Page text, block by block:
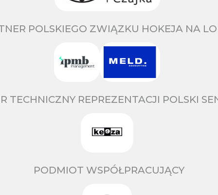
POLSKIEGO ZWIĄZKU HOKEJA NA
TECHNICZNY REPREZENTACJI POLSKI
PODMIOT WSPÓŁPRACUJĄCY